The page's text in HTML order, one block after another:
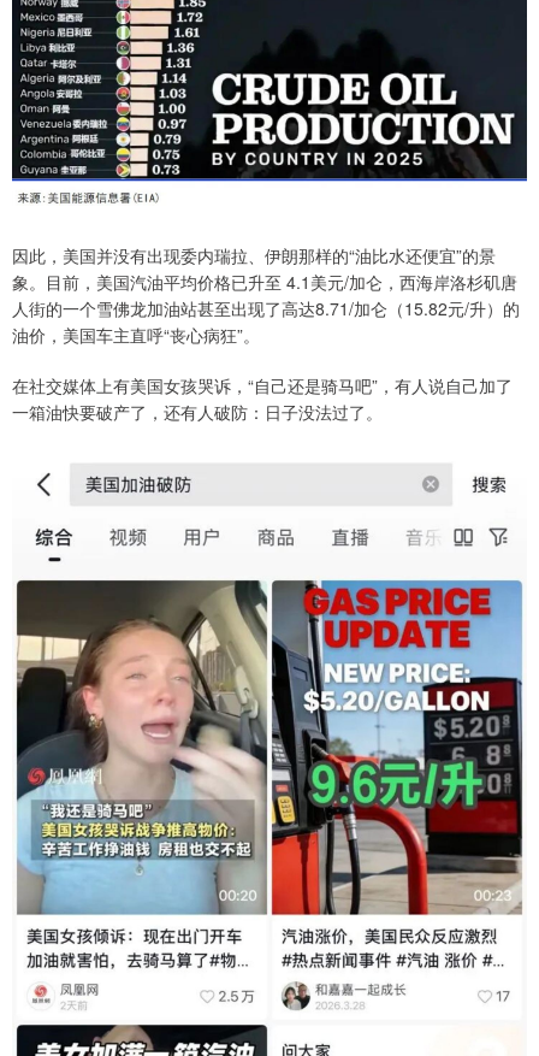
因此，美国并没有出现委内瑞拉、伊朗那样的“油比水还便宜”的景
象。目前，美国汽油平均价格已升至‌ 4.1美元/加仑‌，西海岸洛杉矶唐
人街的一个雪佛龙加油站甚至出现了高达‌8.71/加仑（15.82元/升）的
油价，美国车主直呼“丧心病狂”。
在社交媒体上有美国女孩哭诉，“自己还是骑马吧”，有人说自己加了
一箱油快要破产了，还有人破防：日子没法过了。